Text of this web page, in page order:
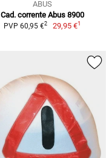
ABUS
Cad. corrente Abus 8900
PVP 60,95 €2 29,95 €1